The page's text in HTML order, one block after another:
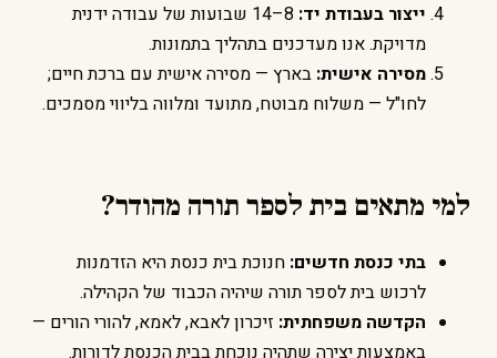
ייצור בעבודת יד:
8–14 שבועות של עבודה ידנית
מדויקת. אנו מעדכנים בתהליך בתמונות.
מסירה אישית: בארץ — מסירה אישית עם ברכת חיים;
לחו"ל — משלוח מבוטח, מתועד ומלווה בליווי מסמכים.
למי מתאים בית לספר תורה מהודר?
בתי כנסת חדשים: חנוכת בית כנסת היא הזדמנות
לרכוש בית לספר תורה שיהיה הכבוד של הקהילה.
הקדשה משפחתית: זיכרון לאבא, לאמא, להורי הורים —
באמצעות יצירה שתהיה נוכחת בבית הכנסת לדורות.